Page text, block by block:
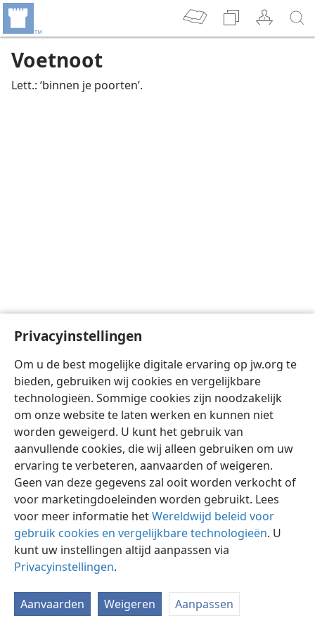
Privacyinstellingen
Om u de best mogelijke digitale ervaring op jw.org te
bieden, gebruiken wij cookies en vergelijkbare
technologieën. Sommige cookies zijn noodzakelijk
om onze website te laten werken en kunnen niet
worden geweigerd. U kunt het gebruik van
aanvullende cookies, die wij alleen gebruiken om uw
ervaring te verbeteren, aanvaarden of weigeren.
Geen van deze gegevens zal ooit worden verkocht of
voor marketingdoeleinden worden gebruikt. Lees
voor meer informatie hetWereldwijd beleid voor
gebruik cookies en vergelijkbare technologieën. U
kunt uw instellingen altijd aanpassen via
Privacyinstellingen.
Aanvaarden Weigeren Aanpassen
Voetnoot
Lett.: ‘binnen je poorten’.
Nederlands Instellingen
Copyright © 2026 Watch Tower Bible and Tract Society of Pennsylvania
Gebruiksvoorwaarden Privacybeleid
JW.ORG
Inloggen